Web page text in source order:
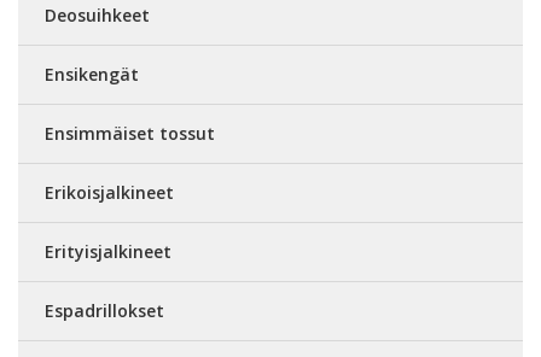
Deosuihkeet
Ensikengät
Ensimmäiset tossut
Erikoisjalkineet
Erityisjalkineet
Espadrillokset